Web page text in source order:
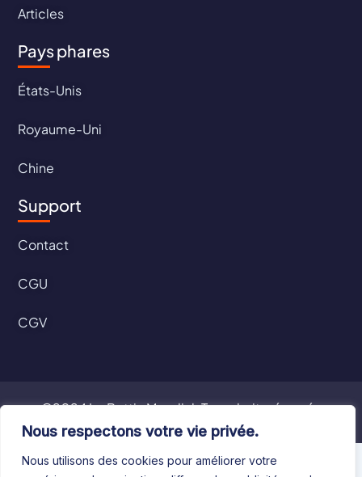
Nous respectons votre vie privée.
Nous utilisons des cookies pour améliorer votre
Articles
Pays phares
États-Unis
Royaume-Uni
Chine
Support
Contact
CGU
CGV
©2024 Le Bottin Mondial. Tous droits réservés